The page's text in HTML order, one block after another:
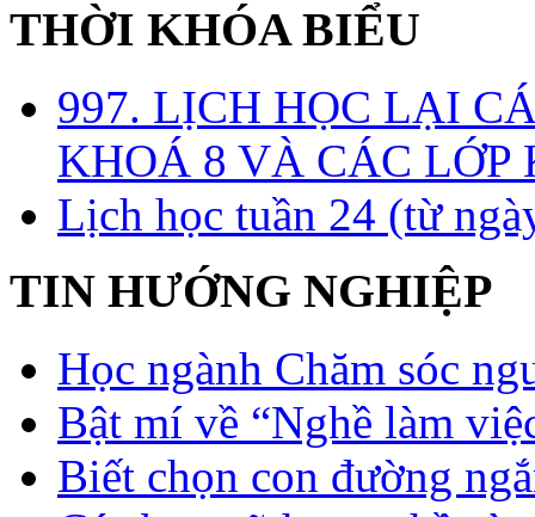
THỜI KHÓA BIỂU
997. LỊCH HỌC LẠI
KHOÁ 8 VÀ CÁC LỚP
Lịch học tuần 24 (từ
TIN HƯỚNG NGHIỆP
Học ngành Chăm sóc
Bật mí về “Nghề làm
Biết chọn con đường